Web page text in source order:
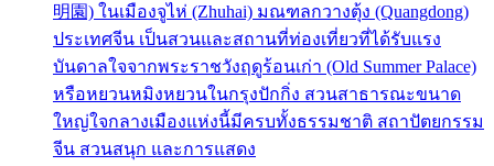
明園) ในเมืองจูไห่ (Zhuhai) มณฑลกวางตุ้ง (Quangdong)
ประเทศจีน เป็นสวนและสถานที่ท่องเที่ยวที่ได้รับแรง
บันดาลใจจากพระราชวังฤดูร้อนเก่า (Old Summer Palace)
หรือหยวนหมิงหยวนในกรุงปักกิ่ง สวนสาธารณะขนาด
ใหญ่ใจกลางเมืองแห่งนี้มีครบทั้งธรรมชาติ สถาปัตยกรรม
จีน สวนสนุก และการแสดง